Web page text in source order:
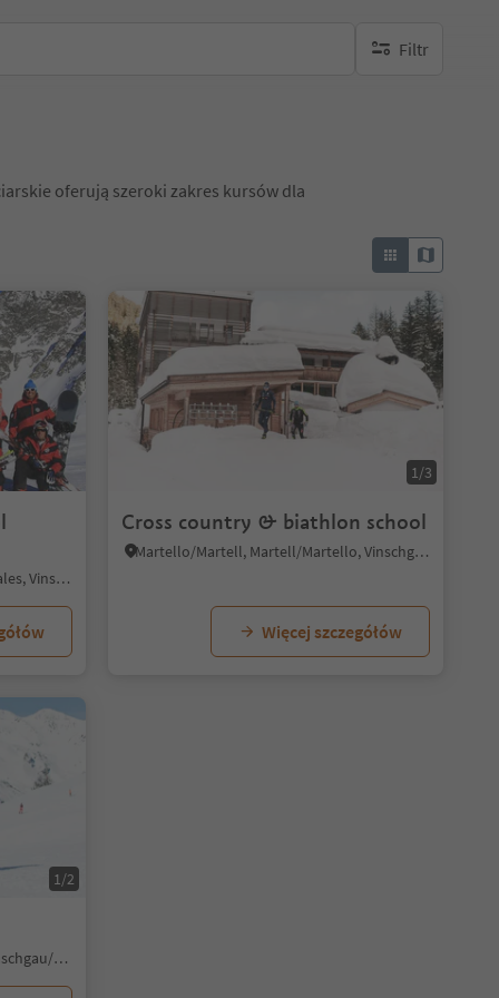
Filtr
brak aktywnych
oferują szeroki zakres kursów dla
Maso Corto/Kurzras, Schnals/Senales, Vinschgau/Val Venosta
1/3
Cross country & biathlon school
Martello/Martell, Martell/Martello, Vinschgau/Val Venosta
Więcej szczegółów
1/2
Burgusio/Burgeis, Mals/Malles, Vinschgau/Val Venosta